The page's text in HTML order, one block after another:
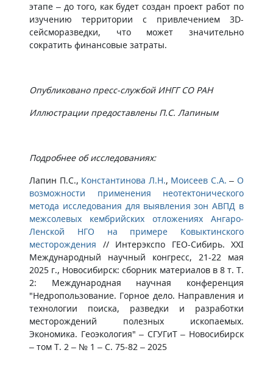
этапе – до того, как будет создан проект работ по
изучению территории с привлечением 3D-
сейсморазведки, что может значительно
сократить финансовые затраты.
Опубликовано пресс-службой ИНГГ СО РАН
Иллюстрации предоставлены П.С. Лапиным
Подробнее об исследованиях:
Лапин П.С., Константинова Л.Н., Моисеев С.А. –О
возможности применения неотектонического
метода исследования для выявления зон АВПД в
межсолевых кембрийских отложениях Ангаро-
Ленской НГО на примере Ковыктинского
месторождения // Интерэкспо ГЕО-Сибирь. XXI
Международный научный конгресс, 21-22 мая
2025 г., Новосибирск: сборник материалов в 8 т. Т.
2: Международная научная конференция
"Недропользование. Горное дело. Направления и
технологии поиска, разведки и разработки
месторождений полезных ископаемых.
Экономика. Геоэкология" – СГУГиТ – Новосибирск
– том Т. 2 – № 1 – С. 75-82 – 2025